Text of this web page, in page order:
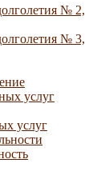
№ 2,
№ 3,
услуг
услуг